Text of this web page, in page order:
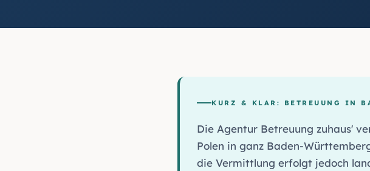
KURZ & KLAR: BETREUUNG IN
Die Agentur Betreuung zuhaus'
Polen in ganz Baden-
die Vermittlung erfolgt jedoch